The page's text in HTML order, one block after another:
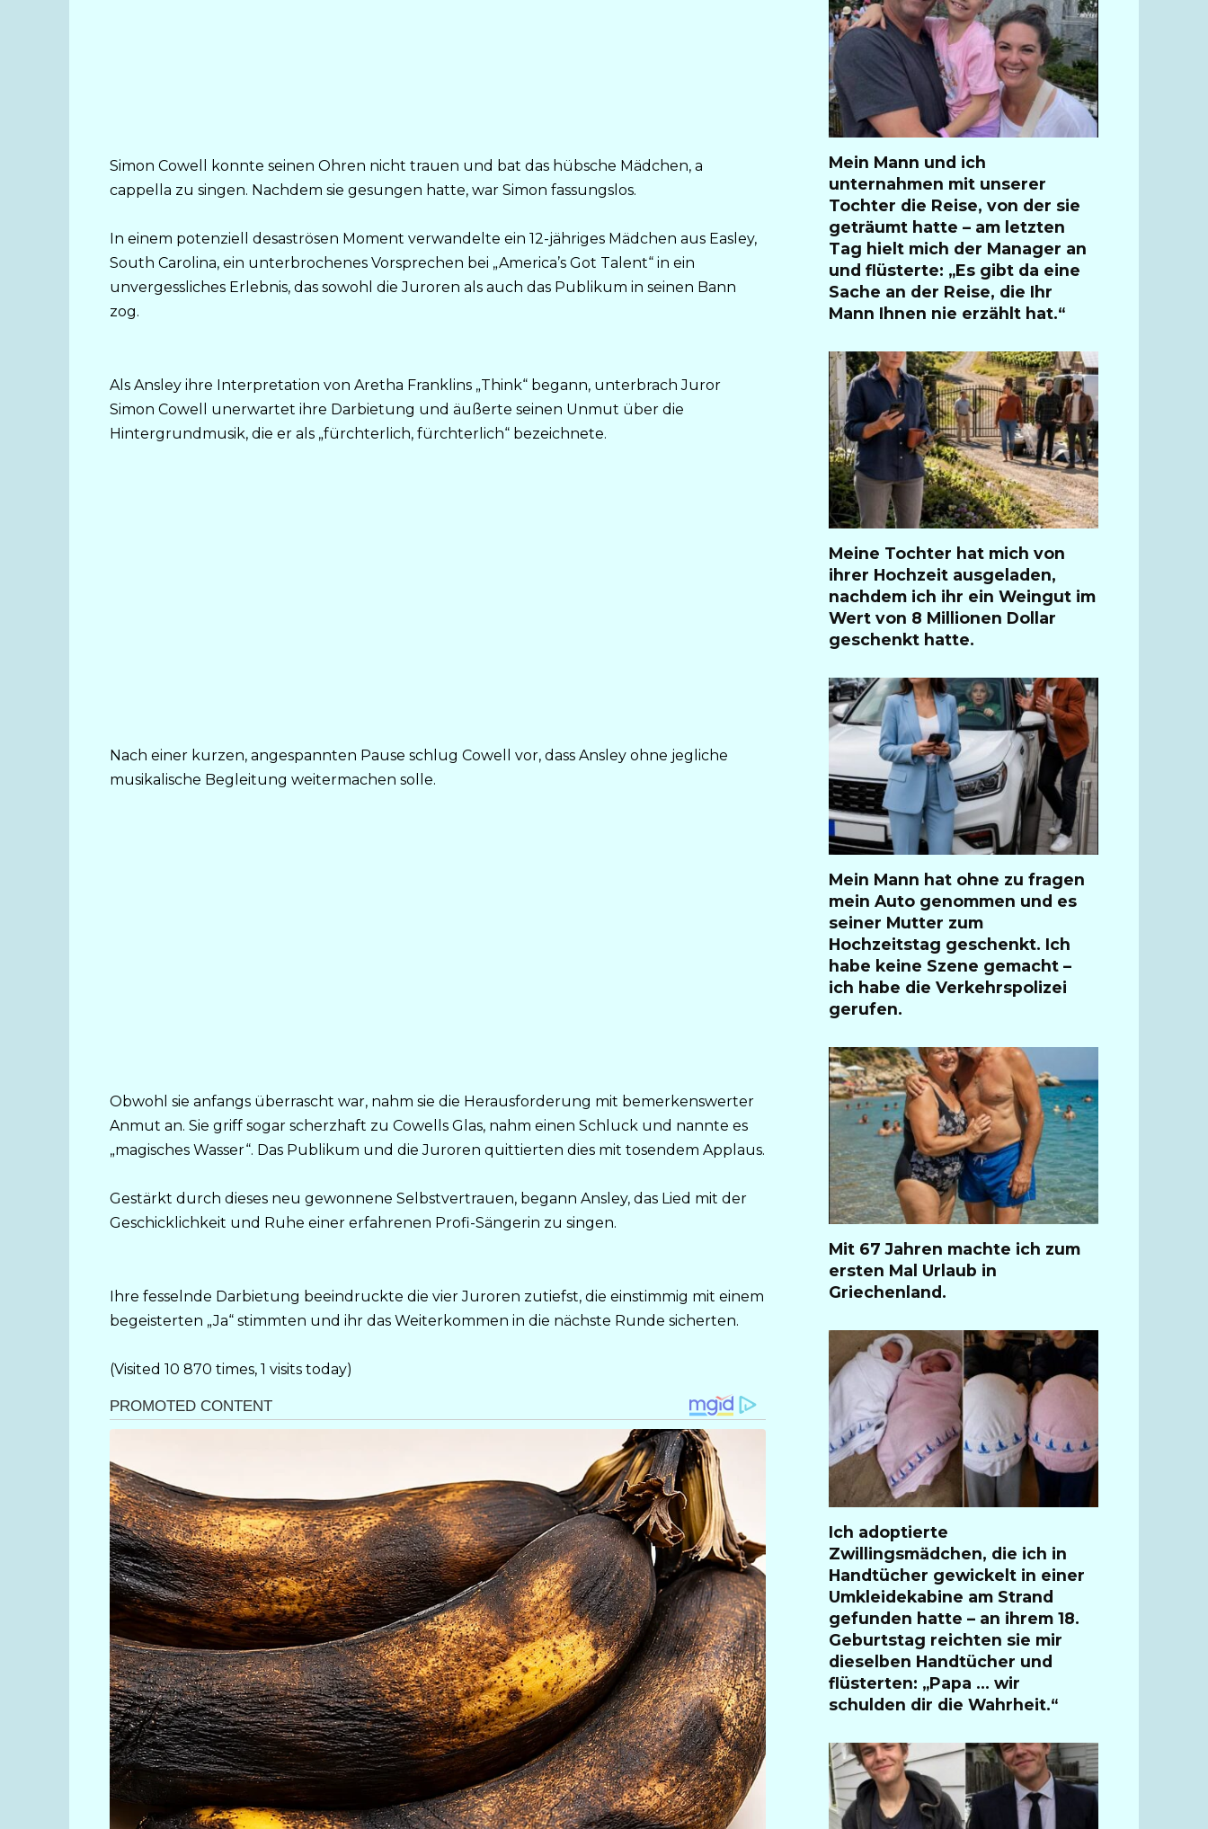
Simon Cowell konnte seinen Ohren nicht trauen und bat das hübsche Mädchen, a
cappella zu singen. Nachdem sie gesungen hatte, war Simon fassungslos.
In einem potenziell desaströsen Moment verwandelte ein 12-jähriges Mädchen aus Easley,
South Carolina, ein unterbrochenes Vorsprechen bei „America’s Got Talent“ in ein
unvergessliches Erlebnis, das sowohl die Juroren als auch das Publikum in seinen Bann
zog.
Als Ansley ihre Interpretation von Aretha Franklins „Think“ begann, unterbrach Juror
Simon Cowell unerwartet ihre Darbietung und äußerte seinen Unmut über die
Hintergrundmusik, die er als „fürchterlich, fürchterlich“ bezeichnete.
Nach einer kurzen, angespannten Pause schlug Cowell vor, dass Ansley ohne jegliche
musikalische Begleitung weitermachen solle.
Obwohl sie anfangs überrascht war, nahm sie die Herausforderung mit bemerkenswerter
Anmut an. Sie griff sogar scherzhaft zu Cowells Glas, nahm einen Schluck und nannte es
„magisches Wasser“. Das Publikum und die Juroren quittierten dies mit tosendem Applaus.
Gestärkt durch dieses neu gewonnene Selbstvertrauen, begann Ansley, das Lied mit der
Geschicklichkeit und Ruhe einer erfahrenen Profi-Sängerin zu singen.
Ihre fesselnde Darbietung beeindruckte die vier Juroren zutiefst, die einstimmig mit einem
begeisterten „Ja“ stimmten und ihr das Weiterkommen in die nächste Runde sicherten.
(Visited 10 870 times, 1 visits today)
Mein Mann und ich
unternahmen mit unserer
Tochter die Reise, von der sie
geträumt hatte – am letzten
Tag hielt mich der Manager an
und flüsterte: „Es gibt da eine
Sache an der Reise, die Ihr
Mann Ihnen nie erzählt hat.“
Meine Tochter hat mich von
ihrer Hochzeit ausgeladen,
nachdem ich ihr ein Weingut im
Wert von 8 Millionen Dollar
geschenkt hatte.
Mein Mann hat ohne zu fragen
mein Auto genommen und es
seiner Mutter zum
Hochzeitstag geschenkt. Ich
habe keine Szene gemacht –
ich habe die Verkehrspolizei
gerufen.
Mit 67 Jahren machte ich zum
ersten Mal Urlaub in
Griechenland.
Ich adoptierte
Zwillingsmädchen, die ich in
Handtücher gewickelt in einer
Umkleidekabine am Strand
gefunden hatte – an ihrem 18.
Geburtstag reichten sie mir
dieselben Handtücher und
flüsterten: „Papa … wir
schulden dir die Wahrheit.“